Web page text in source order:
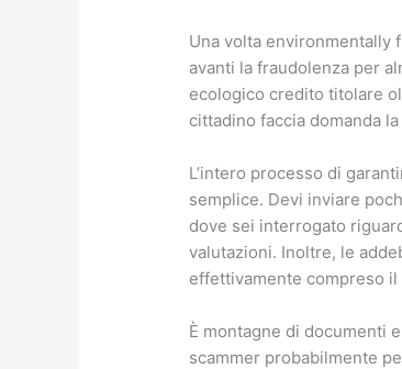
Una volta
avanti la fraudolenza per
ecologico credito titolare
cittadino faccia domanda
L’intero processo di
semplice. Devi inviare
dove sei interrogato
valutazioni. Inoltre, le
effettivamente compreso il
È montagne di documenti
scammer probabilmente